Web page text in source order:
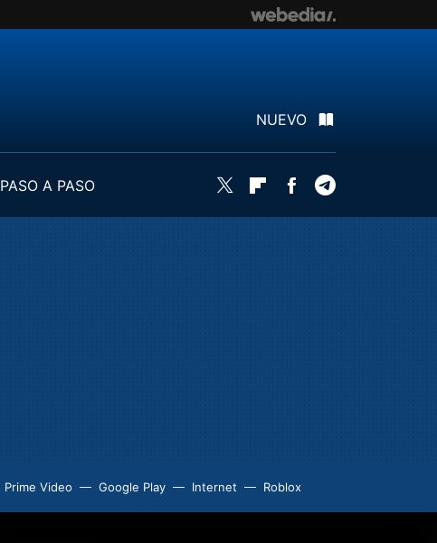
NUEVO
PASO A PASO
Twitter FlipboardFacebook
Prime Video Google Play Internet Roblox